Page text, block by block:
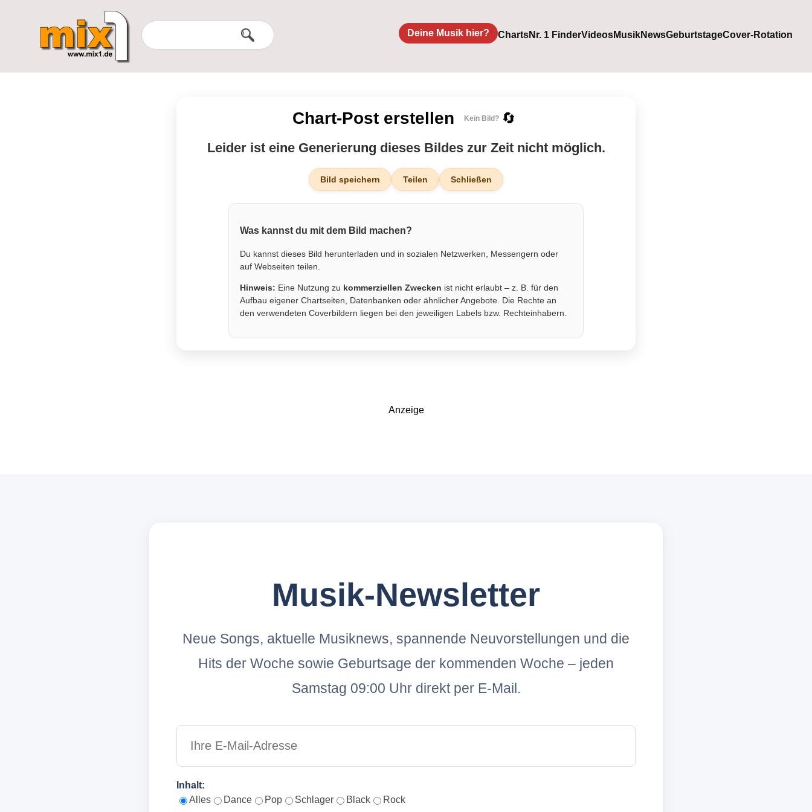
Deine Musik hier? ChartsNr. 1 FinderVideosMusikNewsGeburtstageCover-Rotation
Chart-Post erstellen Kein Bild? 🔄
Leider ist eine Generierung dieses Bildes zur Zeit nicht möglich.
Bild speichern Teilen Schließen
Was kannst du mit dem Bild machen?
Du kannst dieses Bild herunterladen und in sozialen Netzwerken, Messengern oder
auf Webseiten teilen.
Hinweis: Eine Nutzung zu kommerziellen Zwecken ist nicht erlaubt – z. B. für den
Aufbau eigener Chartseiten, Datenbanken oder ähnlicher Angebote. Die Rechte an
den verwendeten Coverbildern liegen bei den jeweiligen Labels bzw. Rechteinhabern.
Anzeige
Musik-Newsletter
Neue Songs, aktuelle Musiknews, spannende Neuvorstellungen und die
Hits der Woche sowie Geburtsage der kommenden Woche – jeden
Samstag 09:00 Uhr direkt per E-Mail.
Inhalt:
Alles
Dance Pop Schlager Black Rock